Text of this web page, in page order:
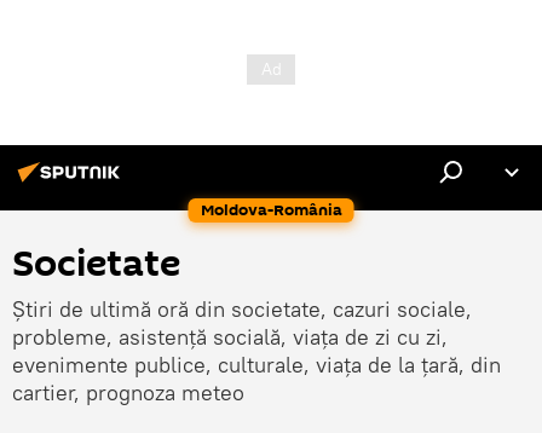
Moldova-România
Societate
Știri de ultimă oră din societate, cazuri sociale,
probleme, asistență socială, viața de zi cu zi,
evenimente publice, culturale, viața de la țară, din
cartier, prognoza meteo